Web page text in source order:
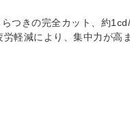
つきの完全カット、約
軽減により、集中力が高